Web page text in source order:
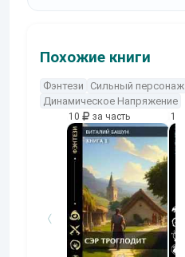
Похожие книги
Фэнтези Сильный персонаж
Динамическое Напряжение
10 за часть 10